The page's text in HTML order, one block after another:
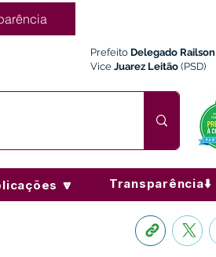
Prefeito Delegado Railson
Vice Juarez Leitão (PSD)
🔽 Transparência⬇️